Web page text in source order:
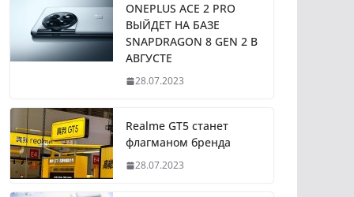
ONEPLUS ACE 2 PRO
ВЫЙДЕТ НА БАЗЕ
SNAPDRAGON 8 GEN 2 В
АВГУСТЕ
28.07.2023
Realme GT5 станет
флагманом бренда
28.07.2023